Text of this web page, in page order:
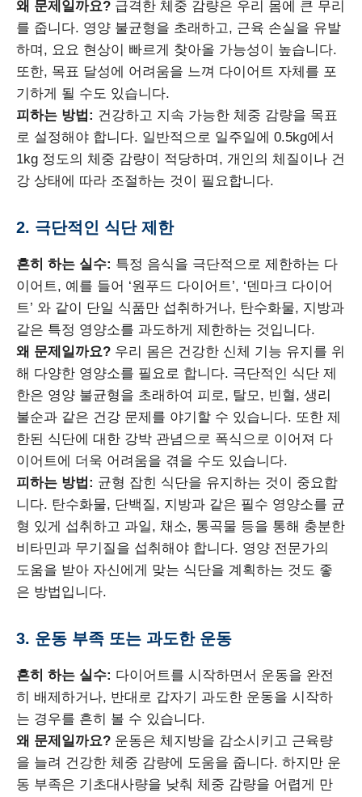
왜 문제일까요? 급격한 체중 감량은 우리 몸에 큰 무리
를 줍니다. 영양 불균형을 초래하고, 근육 손실을 유발
하며, 요요 현상이 빠르게 찾아올 가능성이 높습니다.
또한, 목표 달성에 어려움을 느껴 다이어트 자체를 포
기하게 될 수도 있습니다.
피하는 방법: 건강하고 지속 가능한 체중 감량을 목표
로 설정해야 합니다. 일반적으로 일주일에 0.5kg에서
1kg 정도의 체중 감량이 적당하며, 개인의 체질이나 건
강 상태에 따라 조절하는 것이 필요합니다.
2. 극단적인 식단 제한
흔히 하는 실수: 특정 음식을 극단적으로 제한하는 다
이어트, 예를 들어 ‘원푸드 다이어트’, ‘덴마크 다이어
트’ 와 같이 단일 식품만 섭취하거나, 탄수화물, 지방과
같은 특정 영양소를 과도하게 제한하는 것입니다.
왜 문제일까요? 우리 몸은 건강한 신체 기능 유지를 위
해 다양한 영양소를 필요로 합니다. 극단적인 식단 제
한은 영양 불균형을 초래하여 피로, 탈모, 빈혈, 생리
불순과 같은 건강 문제를 야기할 수 있습니다. 또한 제
한된 식단에 대한 강박 관념으로 폭식으로 이어져 다
이어트에 더욱 어려움을 겪을 수도 있습니다.
피하는 방법: 균형 잡힌 식단을 유지하는 것이 중요합
니다. 탄수화물, 단백질, 지방과 같은 필수 영양소를 균
형 있게 섭취하고 과일, 채소, 통곡물 등을 통해 충분한
비타민과 무기질을 섭취해야 합니다. 영양 전문가의
도움을 받아 자신에게 맞는 식단을 계획하는 것도 좋
은 방법입니다.
3. 운동 부족 또는 과도한 운동
흔히 하는 실수: 다이어트를 시작하면서 운동을 완전
히 배제하거나, 반대로 갑자기 과도한 운동을 시작하
는 경우를 흔히 볼 수 있습니다.
왜 문제일까요? 운동은 체지방을 감소시키고 근육량
을 늘려 건강한 체중 감량에 도움을 줍니다. 하지만 운
동 부족은 기초대사량을 낮춰 체중 감량을 어렵게 만